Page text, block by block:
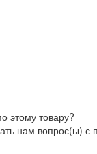
этому товару?
нам вопрос(ы)